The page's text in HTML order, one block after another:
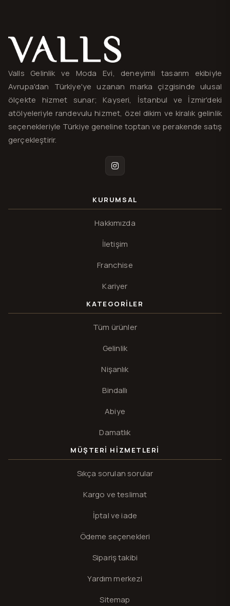
Valls® — site haritası ve iletişim
Valls Gelinlik ve Moda Evi, deneyimli tasarım ekibiyle
Avrupa'dan Türkiye'ye uzanan marka çizgisinde ulusal
ölçekte hizmet sunar; Kayseri, İstanbul ve İzmir'deki
atölyeleriyle randevulu hizmet, özel dikim ve kiralık gelinlik
seçenekleriyle Türkiye geneline toptan ve perakende satış
gerçekleştirir.
Instagram
KURUMSAL
Hakkımızda
İletişim
Franchise
Kariyer
KATEGORILER
Tüm ürünler
Gelinlik
Nişanlık
Bindallı
Abiye
Damatlık
MÜŞTERI HIZMETLERI
Sıkça sorulan sorular
Kargo ve teslimat
İptal ve iade
Ödeme seçenekleri
Sipariş takibi
Yardım merkezi
Sitemap